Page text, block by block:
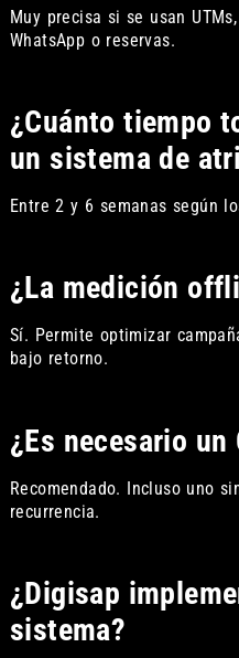
Muy precisa si se usan
WhatsApp o reservas.
¿Cuánto tiempo
un sistema de
Entre 2 y 6 semanas según
¿La medición
Sí. Permite optimizar
bajo retorno.
¿Es necesario un
Recomendado. Incluso uno
recurrencia.
¿Digisap
sistema?